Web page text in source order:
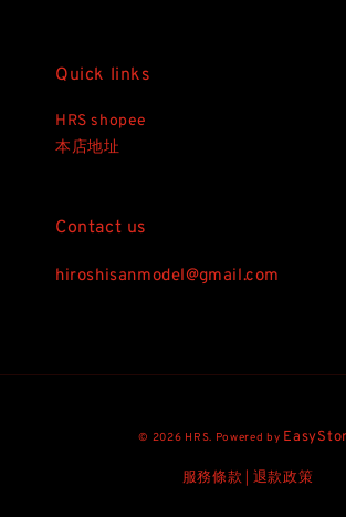
Quick links
HRS shopee
本店地址
Contact us
hiroshisanmodel@gmail.com
© 2026 HRS. Powered by
服務條款 退款政策